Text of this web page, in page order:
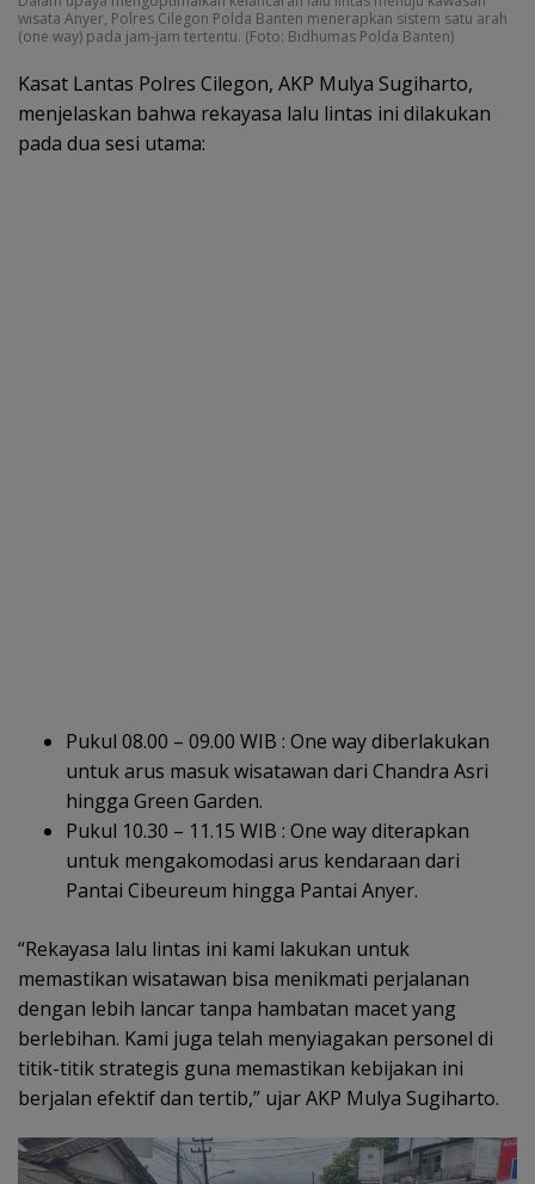
wisata Anyer, Polres Cilegon Polda Banten menerapkan sistem satu arah
(one way) pada jam-jam tertentu. (Foto: Bidhumas Polda Banten)
Kasat Lantas Polres Cilegon, AKP Mulya Sugiharto,
menjelaskan bahwa rekayasa lalu lintas ini dilakukan
pada dua sesi utama:
Pukul 08.00 – 09.00 WIB : One way diberlakukan
untuk arus masuk wisatawan dari Chandra Asri
hingga Green Garden.
Pukul 10.30 – 11.15 WIB : One way diterapkan
untuk mengakomodasi arus kendaraan dari
Pantai Cibeureum hingga Pantai Anyer.
“Rekayasa lalu lintas ini kami lakukan untuk
memastikan wisatawan bisa menikmati perjalanan
dengan lebih lancar tanpa hambatan macet yang
berlebihan. Kami juga telah menyiagakan personel di
titik-titik strategis guna memastikan kebijakan ini
berjalan efektif dan tertib,” ujar AKP Mulya Sugiharto.